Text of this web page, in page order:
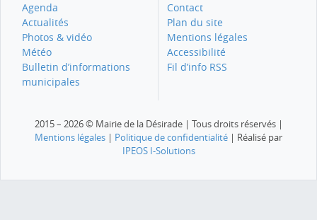
Agenda
Actualités
Photos & vidéo
Météo
Bulletin d’informations
municipales
Contact
Plan du site
Mentions légales
Accessibilité
Fil d’info RSS
2015 – 2026 © Mairie de la Désirade | Tous droits réservés |
Mentions légales | Politique de confidentialité | Réalisé par
IPEOS I-Solutions